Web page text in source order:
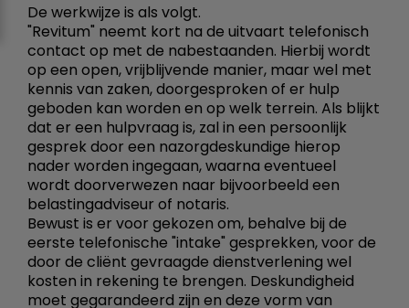
De werkwijze is als volgt.
"Revitum" neemt kort na de uitvaart telefonisch
contact op met de nabestaanden. Hierbij wordt
op een open, vrijblijvende manier, maar wel met
kennis van zaken, doorgesproken of er hulp
geboden kan worden en op welk terrein. Als blijkt
dat er een hulpvraag is, zal in een persoonlijk
gesprek door een nazorgdeskundige hierop
nader worden ingegaan, waarna eventueel
wordt doorverwezen naar bijvoorbeeld een
belastingadviseur of notaris.
Bewust is er voor gekozen om, behalve bij de
eerste telefonische "intake" gesprekken, voor de
door de cliënt gevraagde dienstverlening wel
kosten in rekening te brengen. Deskundigheid
moet gegarandeerd zijn en deze vorm van